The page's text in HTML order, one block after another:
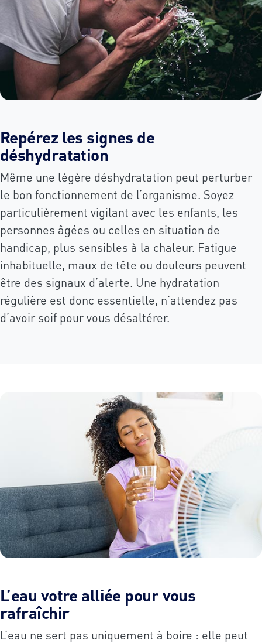
Repérez les signes de
déshydratation
Même une légère déshydratation peut perturber
le bon fonctionnement de l’organisme. Soyez
particulièrement vigilant avec les enfants, les
personnes âgées ou celles en situation de
handicap, plus sensibles à la chaleur. Fatigue
inhabituelle, maux de tête ou douleurs peuvent
être des signaux d’alerte. Une hydratation
régulière est donc essentielle, n’attendez pas
d’avoir soif pour vous désaltérer.
L’eau votre alliée pour vous
rafraîchir
L’eau ne sert pas uniquement à boire : elle peut